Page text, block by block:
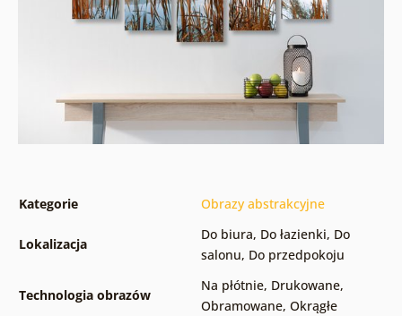
Kategorie Obrazy abstrakcyjne
Lokalizacja
Do biura, Do łazienki, Do
salonu, Do przedpokoju
Technologia obrazów
Na płótnie, Drukowane,
Obramowane, Okrągłe